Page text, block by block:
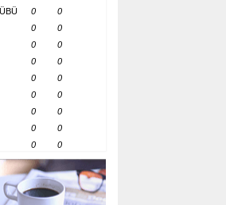
0
0
0
0
0
0
0
0
0
0
0
0
0
0
0
0
0 0